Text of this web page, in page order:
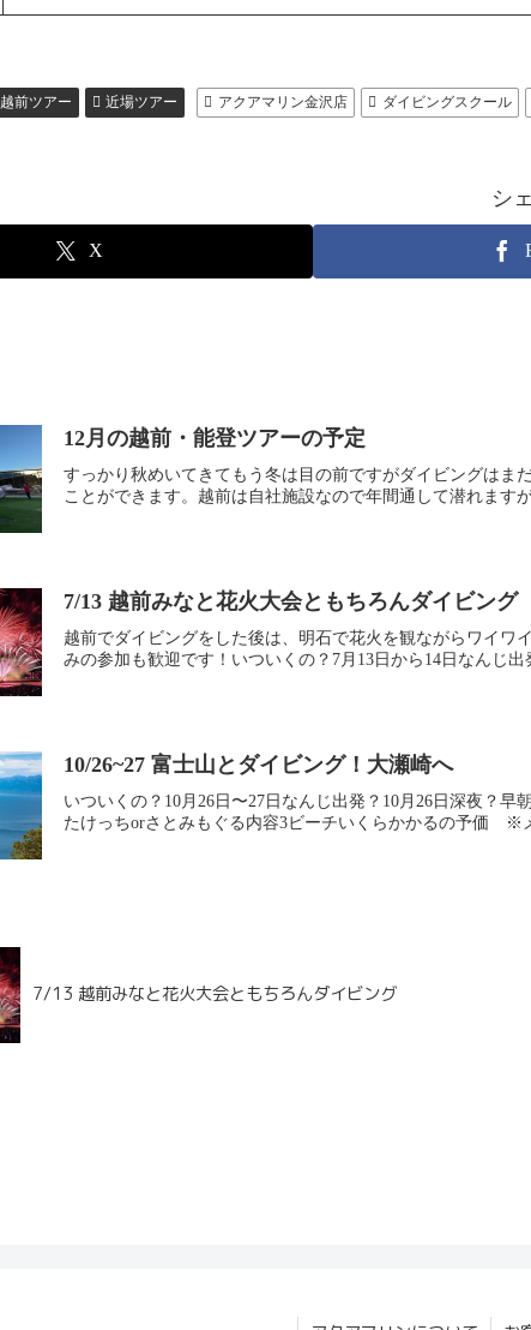
越前ツアー 近場ツアー アクアマリン金沢店 ダイビングスクール
シ
X
12月の越前・能登ツアーの予定
すっかり秋めいてきてもう冬は目の前ですがダイビングはま
ことができます。越前は自社施設なので年間通して潜れます
7/13 越前みなと花火大会ともちろんダイビング
越前でダイビングをした後は、明石で花火を観ながらワイワ
みの参加も歓迎です！いついくの？7月13日から14日なんじ出
10/26~27 富士山とダイビング！大瀬崎へ
いついくの？10月26日〜27日なんじ出発？10月26日深夜？
たけっちorさとみもぐる内容3ビーチいくらかかるの予価 ※
7/13 越前みなと花火大会ともちろんダイビング